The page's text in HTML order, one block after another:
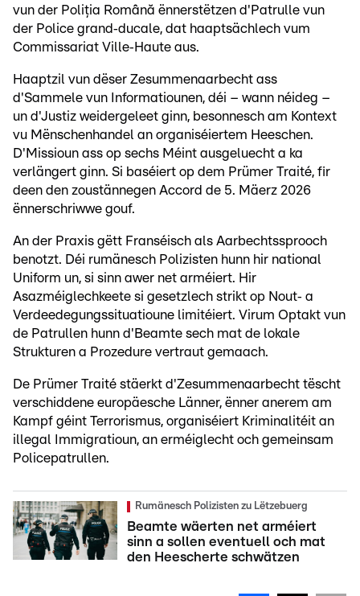
vun der Poliția Română ënnerstëtzen d'Patrulle vun
der Police grand‑ducale, dat haaptsächlech vum
Commissariat Ville‑Haute aus.
Haaptzil vun dëser Zesummenaarbecht ass
d'Sammele vun Informatiounen, déi – wann néideg –
un d'Justiz weidergeleet ginn, besonnesch am Kontext
vu Mënschenhandel an organiséiertem Heeschen.
D'Missioun ass op sechs Méint ausgeluecht a ka
verlängert ginn. Si baséiert op dem Prümer Traité, fir
deen den zoustännegen Accord de 5. Mäerz 2026
ënnerschriwwe gouf.
An der Praxis gëtt Franséisch als Aarbechtssprooch
benotzt. Déi rumänesch Polizisten hunn hir national
Uniform un, si sinn awer net arméiert. Hir
Asazméiglechkeete si gesetzlech strikt op Nout‑ a
Verdeedegungssituatioune limitéiert. Virum Optakt vun
de Patrullen hunn d'Beamte sech mat de lokale
Strukturen a Prozedure vertraut gemaach.
De Prümer Traité stäerkt d'Zesummenaarbecht tëscht
verschiddene europäesche Länner, ënner anerem am
Kampf géint Terrorismus, organiséiert Kriminalitéit an
illegal Immigratioun, an erméiglecht och gemeinsam
Policepatrullen.
Rumänesch Polizisten zu Lëtzebuerg
Beamte wäerten net arméiert
sinn a sollen eventuell och mat
den Heescherte schwätzen